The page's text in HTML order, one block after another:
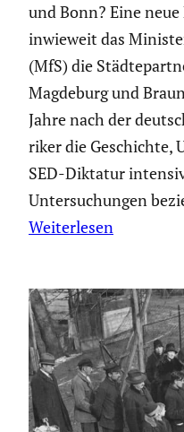
und Bonn? Eine
inwieweit das
(MfS) die
Magdeburg und
Jahre nach der
riker die Geschichte,
SED-Diktatur
Unter­su­chungen
Weiterlesen